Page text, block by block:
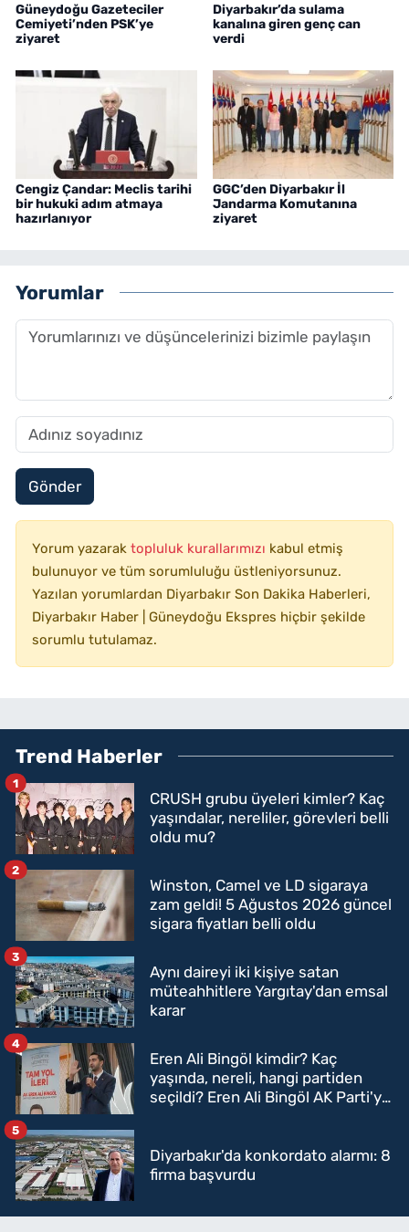
Güneydoğu Gazeteciler
Cemiyeti’nden PSK’ye
ziyaret
Diyarbakır’da sulama
kanalına giren genç can
verdi
Cengiz Çandar: Meclis tarihi
bir hukuki adım atmaya
hazırlanıyor
GGC’den Diyarbakır İl
Jandarma Komutanına
ziyaret
Yorumlar
Gönder
Yorum yazarak topluluk kurallarımızı kabul etmiş
bulunuyor ve tüm sorumluluğu üstleniyorsunuz.
Yazılan yorumlardan Diyarbakır Son Dakika Haberleri,
Diyarbakır Haber | Güneydoğu Ekspres hiçbir şekilde
sorumlu tutulamaz.
Trend Haberler
CRUSH grubu üyeleri kimler? Kaç
yaşındalar, nereliler, görevleri belli
oldu mu?
1
Winston, Camel ve LD sigaraya
zam geldi! 5 Ağustos 2026 güncel
sigara fiyatları belli oldu
2
Aynı daireyi iki kişiye satan
müteahhitlere Yargıtay'dan emsal
karar
3
Eren Ali Bingöl kimdir? Kaç
yaşında, nereli, hangi partiden
seçildi? Eren Ali Bingöl AK Parti'ye
4
Diyarbakır'da konkordato alarmı: 8
firma başvurdu
5